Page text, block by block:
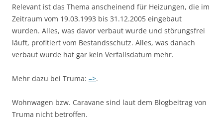
Relevant ist das Thema anscheinend für Heizungen, die im
Zeitraum vom 19.03.1993 bis 31.12.2005 eingebaut
wurden. Alles, was davor verbaut wurde und störungsfrei
läuft, profitiert vom Bestandsschutz. Alles, was danach
verbaut wurde hat gar kein Verfallsdatum mehr.
Mehr dazu bei Truma: –>.
Wohnwagen bzw. Caravane sind laut dem Blogbeitrag von
Truma nicht betroffen.